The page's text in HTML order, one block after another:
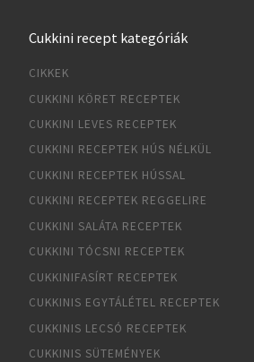
Cukkini recept kategóriák
CIKKEK
CUKKINI KÖRET RECEPTEK
CUKKINI LEVES RECEPTEK
CUKKINI RECEPTEK HÚS NÉLKÜL
CUKKINI RECEPTEK HÚSSAL
CUKKINI RECEPTEK REGGELIRE
CUKKINI SALÁTA RECEPTEK
CUKKINI TÓCSNI RECEPTEK
CUKKINIFASÍRT RECEPTEK
CUKKINIS EGYTÁLÉTEL RECEPTEK
CUKKINIS LECSÓ RECEPTEK
CUKKINIS SÜTEMÉNYEK